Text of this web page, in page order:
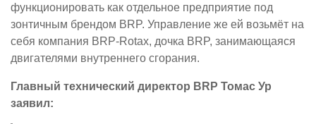
функционировать как отдельное предприятие под
зонтичным брендом BRP. Управление же ей возьмёт на
себя компания BRP-Rotax, дочка BRP, занимающаяся
двигателями внутреннего сгорания.
Главный технический директор BRP Томас Ур
заявил: